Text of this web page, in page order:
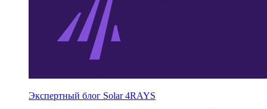
Экспертный блог Solar 4RAYS